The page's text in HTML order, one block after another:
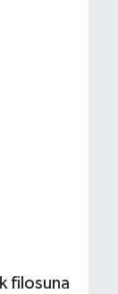
filosuna